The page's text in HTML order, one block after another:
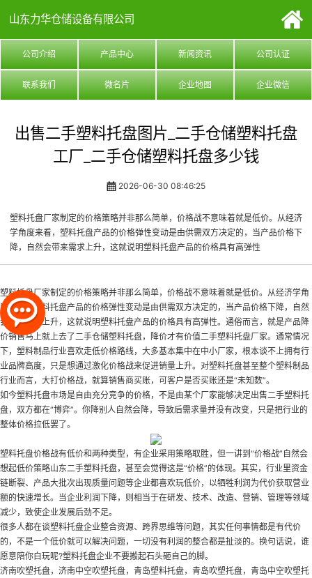
山东力华仓储设备有限公司
公司介绍 产品中心 新闻资讯 公司认证
联系我们 微名片 企业地图 企业微信
出售二手塑料托盘图片_二手仓储塑料托盘
工厂_二手仓储塑料托盘多少钱
2026-06-30 08:46:25
塑料托盘厂家制定的价格策略并非那么简单，价格战不意味着就是低价。从经济
学角度来看，塑料托盘产品的价格弹性变动是由供需双方决定的，当产品价格下
降，自然会带来需求上升，这就说明塑料托盘产品的价格具有高弹性
塑料托盘厂家制定的价格策略并非那么简单，价格战不意味着就是低价。从经济学角
度来看，塑料托盘产品的价格弹性变动是由供需双方决定的，当产品价格下降，自然
会带来需求上升，这就说明塑料托盘产品的价格具有高弹性。通俗而言，就是产品降
价销售马上就上去了二手仓储塑料托盘，降价才有价值二手塑料托盘厂家。通常情况
下，塑料制品行业喜欢走低价格路线，大多基本集中在中小厂家，根本谈不上拥有行
业品牌高度，只是想通过激化价格战来促进销量上升。对塑料托盘甚至整个塑料制品
行业而言，大打价格战，就算销售商买账，可客户是否买账还是“未知数”。
如今塑料托盘市场是自由充分竞争的价格，不是由某个厂家能够决定出售二手塑料托
盘，双方都在“博弈”。你降别人自然会降，导致后需求量并没有改变，只是把行业的
整体价格拉低罢了。
塑料托盘价格战有低价和两种类型，有企业采用策略取胜，但一讲到“价格战”自然会
想起低价策略山东二手塑料托盘，甚至会觉得这是“价格”的体现。其实，行业里资金
链断裂、产品大批次出现质量问题等企业都喜欢玩低价，以牺牲利润为代价获取营业
额的快速增长。当企业利润下降，则相当于在研发、技术、改造、营销、管理等领域
减少，致使企业发展后劲不足。
很多人都在谈塑料托盘企业整合资源、跨界思维等问题，其实任何事情都是有代价
的，不是一个低价就可以解决问题，一切没有利润的整合都是扯淡的。换句话说，谁
愿意陪你白玩呢?塑料托盘企业不要搬起石头砸自己的脚。
济南吹塑托盘，济南中空吹塑托盘，青岛塑料托盘，青岛吹塑托盘，青岛中空吹塑托